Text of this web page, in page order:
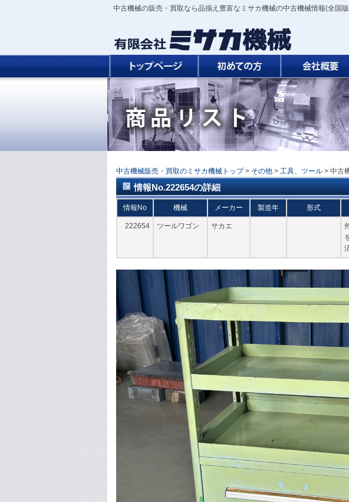
中古機械の販売・買取なら品揃え豊富なミサカ機械の中古機械情報(全国
中古機械販売・買取のミサカ機械トップ > その他 > 工具、ツール > 中古
情報No.222654の詳細
情報No 機械 メーカー 製造年 形式
222654 ツールワゴン サカエ